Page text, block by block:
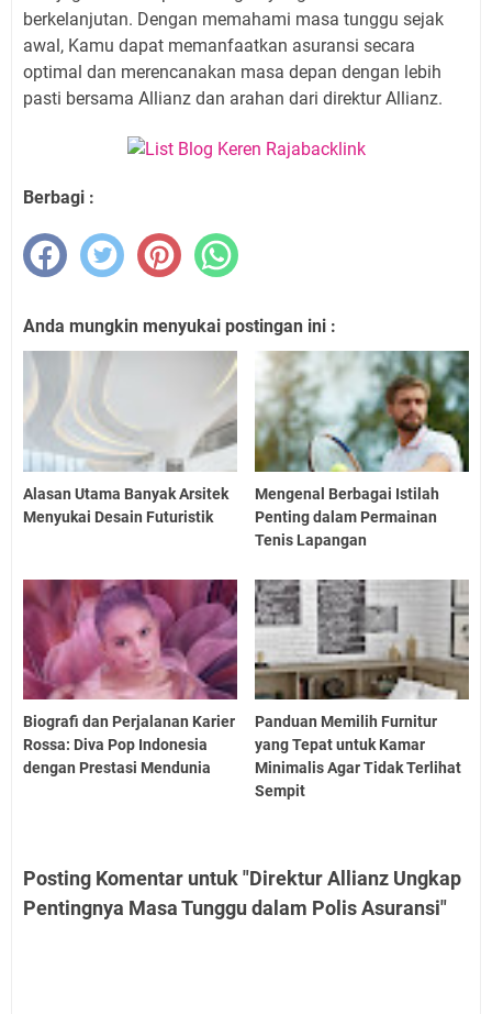
berkelanjutan. Dengan memahami masa tunggu sejak
awal, Kamu dapat memanfaatkan asuransi secara
optimal dan merencanakan masa depan dengan lebih
pasti bersama Allianz dan arahan dari direktur Allianz.
Berbagi :
Anda mungkin menyukai postingan ini :
Alasan Utama Banyak Arsitek
Menyukai Desain Futuristik
Mengenal Berbagai Istilah
Penting dalam Permainan
Tenis Lapangan
Biografi dan Perjalanan Karier
Rossa: Diva Pop Indonesia
dengan Prestasi Mendunia
Panduan Memilih Furnitur
yang Tepat untuk Kamar
Minimalis Agar Tidak Terlihat
Sempit
Posting Komentar untuk "Direktur Allianz Ungkap
Pentingnya Masa Tunggu dalam Polis Asuransi"